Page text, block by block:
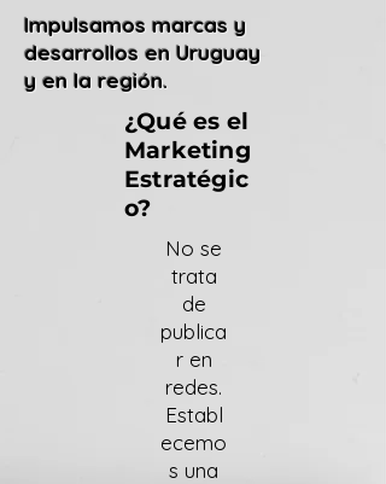
Impulsamos marcas y
desarrollos en Uruguay
y en la región.
¿Qué es el
Marketing
Estratégic
o?
No se
trata
de
publica
r en
redes.
Establ
ecemo
s una